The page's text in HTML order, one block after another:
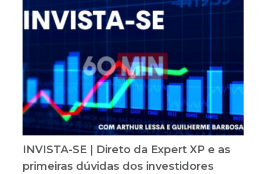
INVISTA-SE | Direto da Expert XP e as
primeiras dúvidas dos investidores